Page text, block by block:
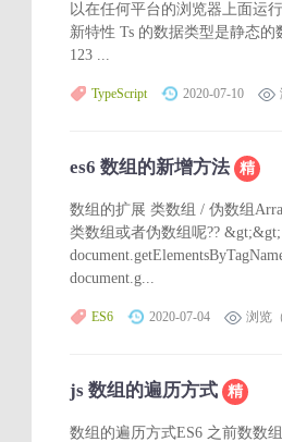
以在任何平台的浏览器上面运
新特性 Ts 的数据类型是静态的
123 ...
TypeScript 2020-07-10
es6 数组的新增方法 精
数组的扩展 类数组 / 伪数组
类数组或者伪数组呢??
document.g...
ES6 2020-07-04 浏览
js 数组的遍历方式 精
数组的遍历方式ES6 之前数数